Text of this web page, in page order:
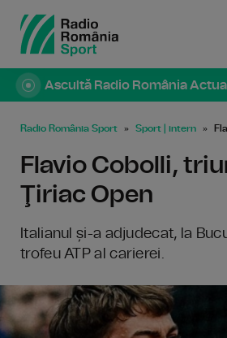
Ascultă Radio România
Radio România Sport Sport | intern
Flavio Cobolli,
Ţiriac Open
Italianul și-a adjudecat, la
trofeu ATP al carierei.